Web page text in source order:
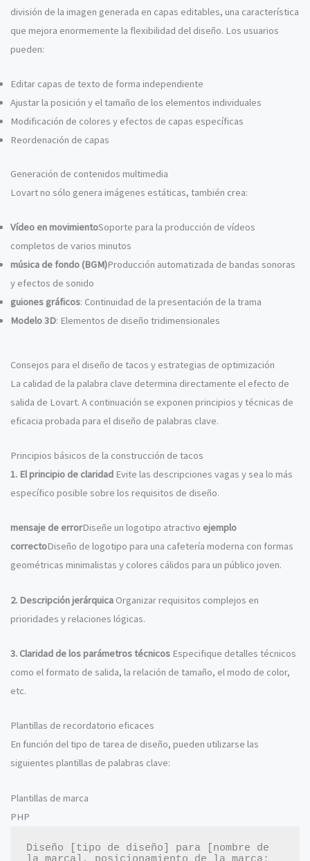
división de la imagen generada en capas editables, una característica
que mejora enormemente la flexibilidad del diseño. Los usuarios
pueden:
Editar capas de texto de forma independiente
Ajustar la posición y el tamaño de los elementos individuales
Modificación de colores y efectos de capas específicas
Reordenación de capas
Generación de contenidos multimedia
Lovart no sólo genera imágenes estáticas, también crea:
Vídeo en movimientoSoporte para la producción de vídeos
completos de varios minutos
música de fondo (BGM)Producción automatizada de bandas sonoras
y efectos de sonido
guiones gráficos: Continuidad de la presentación de la trama
Modelo 3D: Elementos de diseño tridimensionales
Consejos para el diseño de tacos y estrategias de optimización
La calidad de la palabra clave determina directamente el efecto de
salida de Lovart. A continuación se exponen principios y técnicas de
eficacia probada para el diseño de palabras clave.
Principios básicos de la construcción de tacos
1. El principio de claridad Evite las descripciones vagas y sea lo más
específico posible sobre los requisitos de diseño.
mensaje de errorDiseñe un logotipo atractivo ejemplo
correctoDiseño de logotipo para una cafetería moderna con formas
geométricas minimalistas y colores cálidos para un público joven.
2. Descripción jerárquica Organizar requisitos complejos en
prioridades y relaciones lógicas.
3. Claridad de los parámetros técnicos Especifique detalles técnicos
como el formato de salida, la relación de tamaño, el modo de color,
etc.
Plantillas de recordatorio eficaces
En función del tipo de tarea de diseño, pueden utilizarse las
siguientes plantillas de palabras clave:
Plantillas de marca
PHP
Diseño [tipo de diseño] para [nombre de